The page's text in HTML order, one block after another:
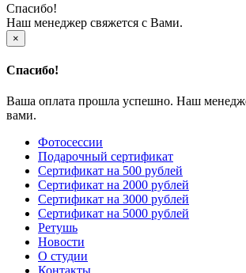
Спасибо!
Наш менеджер свяжется с Вами.
×
Спасибо!
Ваша оплата прошла успешно. Наш
вами.
Фотосессии
Подарочный сертификат
Сертификат на 500 рублей
Сертификат на 2000 рублей
Сертификат на 3000 рублей
Сертификат на 5000 рублей
Ретушь
Новости
О студии